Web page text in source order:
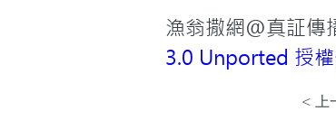
漁翁撒網@真証傳
3.0 Unported 授
< 上